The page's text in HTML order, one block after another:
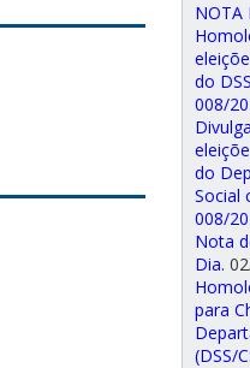
NOTA
do
008/
do
Social
008/
Nota
Dia.
para
(DSS/